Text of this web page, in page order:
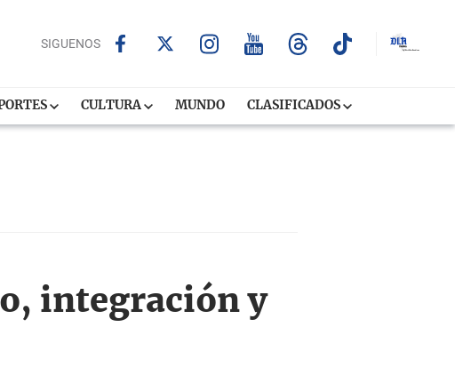
SIGUENOS
CULTURA MUNDO CLASIFICADOS
integración y